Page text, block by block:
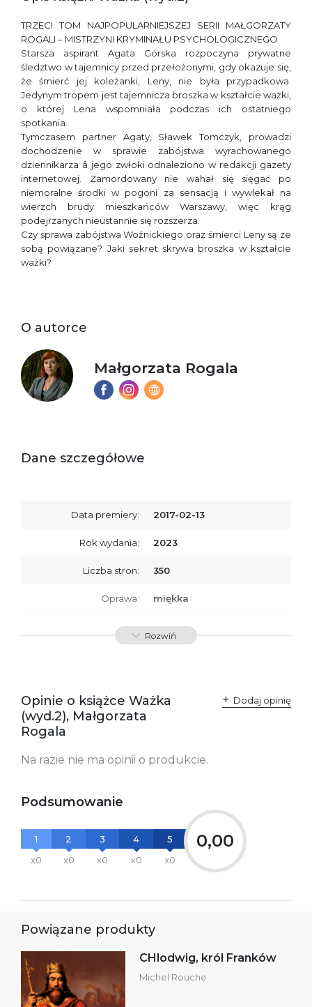
TRZECI TOM NAJPOPULARNIEJSZEJ SERII MAŁGORZATY
ROGALI – MISTRZYNI KRYMINAŁU PSYCHOLOGICZNEGO
Starsza aspirant Agata Górska rozpoczyna prywatne
śledztwo w tajemnicy przed przełożonymi, gdy okazuje się,
że śmierć jej koleżanki, Leny, nie była przypadkowa.
Jedynym tropem jest tajemnicza broszka w kształcie ważki,
o której Lena wspomniała podczas ich ostatniego
spotkania.
Tymczasem partner Agaty, Sławek Tomczyk, prowadzi
dochodzenie w sprawie zabójstwa wyrachowanego
dziennikarza â jego zwłoki odnaleziono w redakcji gazety
internetowej. Zamordowany nie wahał się sięgać po
niemoralne środki w pogoni za sensacją i wywlekał na
wierzch brudy mieszkańców Warszawy, więc krąg
podejrzanych nieustannie się rozszerza.
Czy sprawa zabójstwa Woźnickiego oraz śmierci Leny są ze
sobą powiązane? Jaki sekret skrywa broszka w kształcie
ważki?
O autorce
Małgorzata Rogala
Dane szczegółowe
Data premiery: 2017-02-13
Rok wydania: 2023
Liczba stron: 350
Oprawa: miękka
ISBN 9788367891837
odpowiedzialne za
zgodność produktu z
przepisami:
Sp. z o.o.
ul. Fredry 8
bezpieczeństwa:
Rozwiń
Opinie o książce Ważka
(wyd.2), Małgorzata
Rogala
Dodaj opinię
Na razie nie ma opinii o produkcie.
Podsumowanie
1
x0
2
x0
3
x0
4
x0
5
x0
0,00
Powiązane produkty
CHlodwig, król Franków
Michel Rouche